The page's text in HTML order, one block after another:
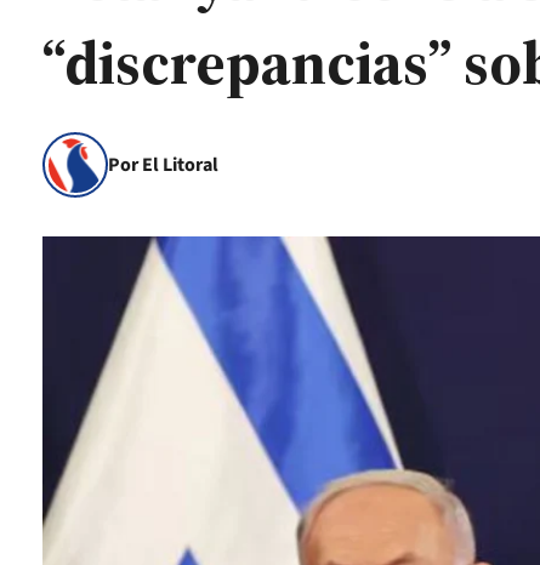
“discrepancias”
Por El Litoral